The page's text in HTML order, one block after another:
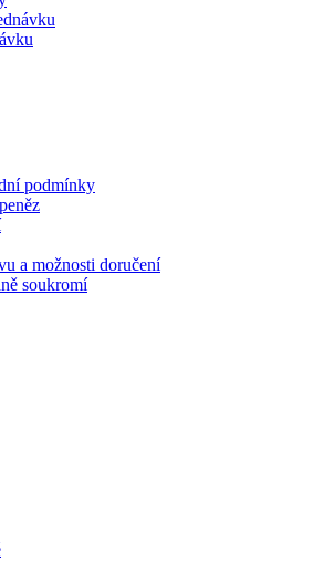
podmínky
a možnosti doručení
soukromí